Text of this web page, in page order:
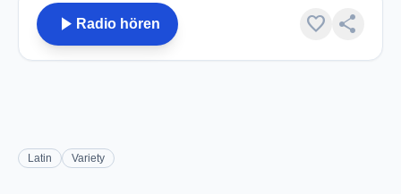
play_arrow Radio hören favorite share
Latin Variety